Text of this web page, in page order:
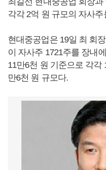
각각 2억 원 규모의 자사
현대중공업은 19일 최 회
이 자사주 1721주를 장내
11만6천 원 기준으로 각각
만6천 원 규모다.